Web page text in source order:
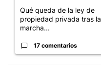
Qué queda de la ley de
propiedad privada tras la
marcha...
17 comentarios